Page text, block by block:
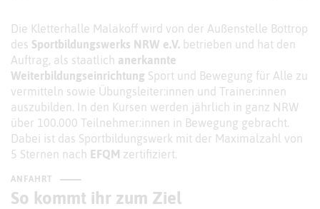
Die Kletterhalle Malakoff wird von der Außenstelle Bottrop
des Sportbildungswerks NRW e.V. betrieben und hat den
Auftrag, als staatlich anerkannte
Weiterbildungseinrichtung Sport und Bewegung für Alle zu
vermitteln sowie Übungsleiter:innen und Trainer:innen
auszubilden. In den Kursen werden jährlich in ganz NRW
über 100.000 Teilnehmer:innen in Bewegung gebracht.
Dabei ist das Sportbildungswerk mit der Maximalzahl von
5 Sternen nach EFQM zertifiziert.
ANFAHRT
So kommt ihr zum Ziel